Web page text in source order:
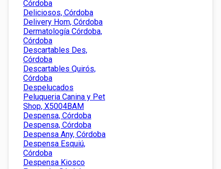
Córdoba
Deliciosos, Córdoba
Delivery Hom, Córdoba
Dermatología Córdoba,
Córdoba
Descartables Des,
Córdoba
Descartables Quirós,
Córdoba
Despelucados
Peluqueria Canina y Pet
Shop, X5004BAM
Despensa, Córdoba
Despensa, Córdoba
Despensa Any, Córdoba
Despensa Esquiú,
Córdoba
Despensa Kiosco